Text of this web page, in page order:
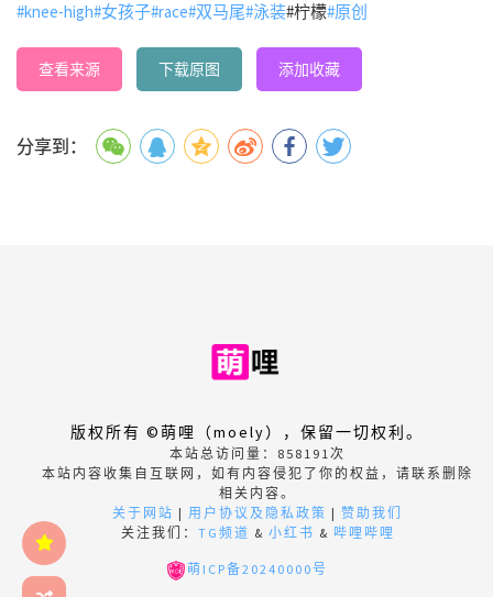
#knee-high#女孩子#race#双马尾#泳装#柠檬#原创
查看来源 下载原图 添加收藏
分享到：
版权所有 ©萌哩（moely），保留一切权利。
本站总访问量： 858191次
本站内容收集自互联网，如有内容侵犯了你的权益，请联系删除
相关内容。
关于网站 | 用户协议及隐私政策 | 赞助我们
关注我们： TG频道 & 小红书 & 哔哩哔哩
萌ICP备20240000号